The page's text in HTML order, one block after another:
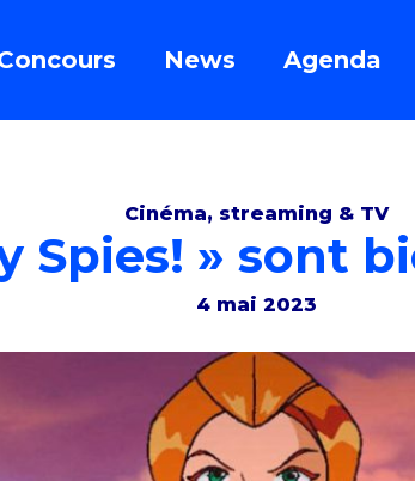
News Agenda
Cinéma, streaming & TV
Spies! » sont
4 mai 2023